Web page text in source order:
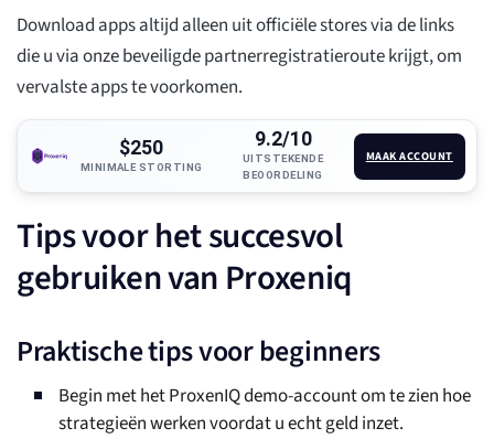
Download apps altijd alleen uit officiële stores via de links
die u via onze beveiligde partnerregistratieroute krijgt, om
vervalste apps te voorkomen.
$250
MINIMALE STORTING
9.2/10
UITSTEKENDE
BEOORDELING
MAAK ACCOUNT
Tips voor het succesvol
gebruiken van Proxeniq
Praktische tips voor beginners
Begin met het ProxenIQ demo-account om te zien hoe
strategieën werken voordat u echt geld inzet.